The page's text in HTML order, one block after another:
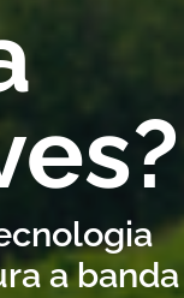
a banda